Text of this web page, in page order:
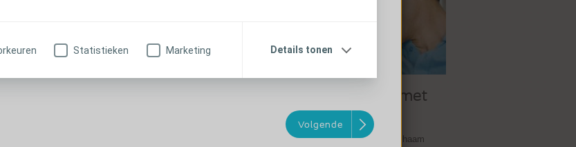
Statistieken Marketing Details tonen
Intimiteit en zwangerschap met
Hoewel een stoma de manier waarop u over uw lichaam
Volgende